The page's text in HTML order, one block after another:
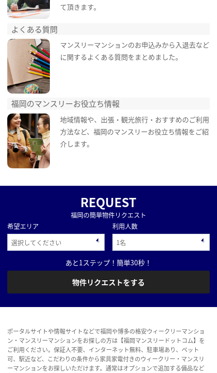
て頂きます。
よくある質問
マンスリーマンションのお申込みから入退去など
に関するよくある質問をまとめました。
福岡のマンスリーお役立ち情報
地域情報や、出張・観光旅行・おすすめのご利用
方法など、福岡のマンスリーお役立ち情報をご紹
介します。
REQUEST
福岡の簡単物件リクエスト
希望エリア
利用人数
あと1ステップ！簡単30秒！
物件リクエストをする
ポータルサイトや情報サイトなどで福岡や博多の格安ウィークリーマンショ
ン・マンスリーマンションをお探しの方は【福岡マンスリードットコム】を
ご利用ください。保証人不要、インターネット無料、駐車場あり、ペット
可、駅近など、こだわりの条件から家具家電付きのウィークリー・マンスリ
ーマンションをお探しいただけます。通常はオプションで追加する備品など